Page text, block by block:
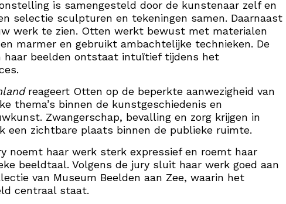
is samengesteld door de kunstenaar zelf en
selectie sculpturen en tekeningen samen. Daarnaast
werk te zien. Otten werkt bewust met materialen
marmer en gebruikt ambachtelijke technieken. De
haar beelden ontstaat intuïtief tijdens het
reageert Otten op de beperkte aanwezigheid van
thema’s binnen de kunstgeschiedenis en
Zwangerschap, bevalling en zorg krijgen in
een zichtbare plaats binnen de publieke ruimte.
noemt haar werk sterk expressief en roemt haar
beeldtaal. Volgens de jury sluit haar werk goed aan
van Museum Beelden aan Zee, waarin het
centraal staat.